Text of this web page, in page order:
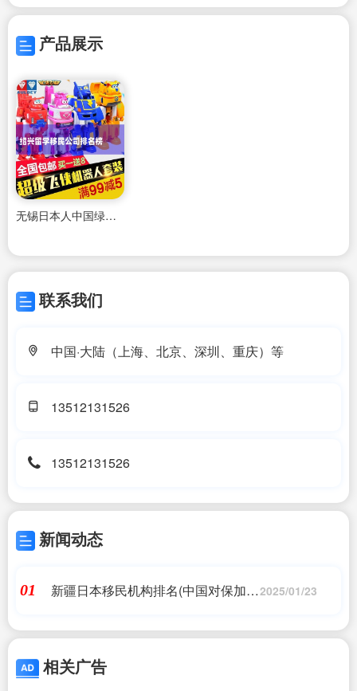
产品展示
无锡日本人中国绿卡申请时间
联系我们
中国·大陆（上海、北京、深圳、重庆）等
13512131526
13512131526
新闻动态
01
新疆日本移民机构排名(中国对保加利
国增至38个；中国护照“含金量”仍有
2025/01/23
相关广告